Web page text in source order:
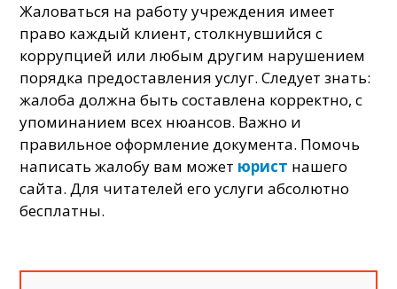
Жаловаться на работу учреждения имеет
право каждый клиент, столкнувшийся с
коррупцией или любым другим нарушением
порядка предоставления услуг. Следует знать:
жалоба должна быть составлена корректно, с
упоминанием всех нюансов. Важно и
правильное оформление документа. Помочь
написать жалобу вам может юрист нашего
сайта. Для читателей его услуги абсолютно
бесплатны.